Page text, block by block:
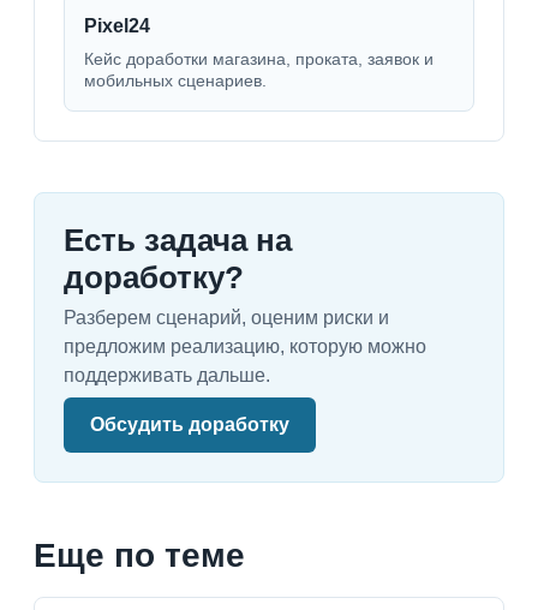
Pixel24
Кейс доработки магазина, проката, заявок и
мобильных сценариев.
Есть задача на
доработку?
Разберем сценарий, оценим риски и
предложим реализацию, которую можно
поддерживать дальше.
Обсудить доработку
Еще по теме